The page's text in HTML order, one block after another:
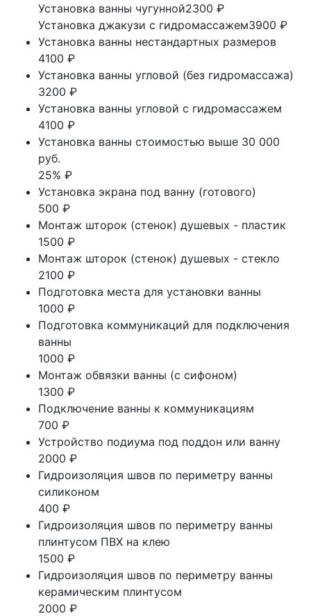
Установка ванны чугунной2300 ₽
Установка джакузи с гидромассажем3900 ₽
Установка ванны нестандартных размеров
4100 ₽
Установка ванны угловой (без гидромассажа)
3200 ₽
Установка ванны угловой с гидромассажем
4100 ₽
Установка ванны стоимостью выше 30 000
руб.
25% ₽
Установка экрана под ванну (готового)
500 ₽
Монтаж шторок (стенок) душевых - пластик
1500 ₽
Монтаж шторок (стенок) душевых - стекло
2100 ₽
Подготовка места для установки ванны
1000 ₽
Подготовка коммуникаций для подключения
ванны
1000 ₽
Монтаж обвязки ванны (с сифоном)
1300 ₽
Подключение ванны к коммуникациям
700 ₽
Устройство подиума под поддон или ванну
2000 ₽
Гидроизоляция швов по периметру ванны
силиконом
400 ₽
Гидроизоляция швов по периметру ванны
плинтусом ПВХ на клею
1500 ₽
Гидроизоляция швов по периметру ванны
керамическим плинтусом
2000 ₽